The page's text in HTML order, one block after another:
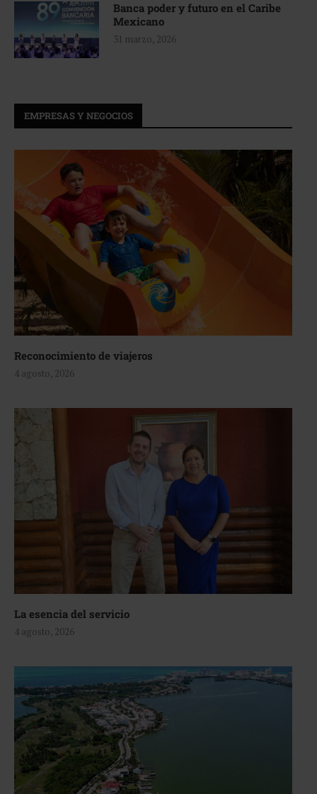
Banca poder y futuro en el Caribe
Mexicano
31 marzo, 2026
EMPRESAS Y NEGOCIOS
Reconocimiento de viajeros
4 agosto, 2026
La esencia del servicio
4 agosto, 2026